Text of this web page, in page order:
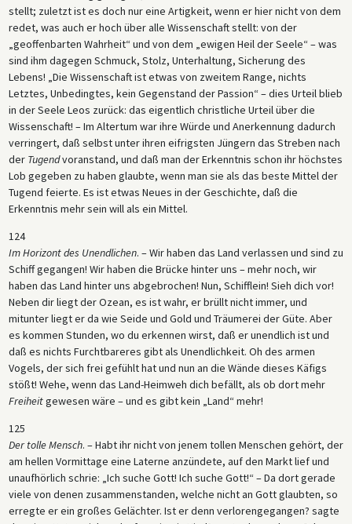
stellt; zuletzt ist es doch nur eine Artigkeit, wenn er hier nicht von dem
redet, was auch er hoch über alle Wissenschaft stellt: von der
„geoffenbarten Wahrheit“ und von dem „ewigen Heil der Seele“ – was
sind ihm dagegen Schmuck, Stolz, Unterhaltung, Sicherung des
Lebens! „Die Wissenschaft ist etwas von zweitem Range, nichts
Letztes, Unbedingtes, kein Gegenstand der Passion“ – dies Urteil blieb
in der Seele Leos zurück: das eigentlich christliche Urteil über die
Wissenschaft! – Im Altertum war ihre Würde und Anerkennung dadurch
verringert, daß selbst unter ihren eifrigsten Jüngern das Streben nach
der Tugendvoranstand, und daß man der Erkenntnis schon ihr höchstes
Lob gegeben zu haben glaubte, wenn man sie als das beste Mittel der
Tugend feierte. Es ist etwas Neues in der Geschichte, daß die
Erkenntnis mehr sein will als ein Mittel.
124
Im Horizont des Unendlichen. – Wir haben das Land verlassen und sind zu
Schiff gegangen! Wir haben die Brücke hinter uns – mehr noch, wir
haben das Land hinter uns abgebrochen! Nun, Schifflein! Sieh dich vor!
Neben dir liegt der Ozean, es ist wahr, er brüllt nicht immer, und
mitunter liegt er da wie Seide und Gold und Träumerei der Güte. Aber
es kommen Stunden, wo du erkennen wirst, daß er unendlich ist und
daß es nichts Furchtbareres gibt als Unendlichkeit. Oh des armen
Vogels, der sich frei gefühlt hat und nun an die Wände dieses Käfigs
stößt! Wehe, wenn das Land-Heimweh dich befällt, als ob dort mehr
Freiheitgewesen wäre – und es gibt kein „Land“ mehr!
125
Der tolle Mensch. – Habt ihr nicht von jenem tollen Menschen gehört, der
am hellen Vormittage eine Laterne anzündete, auf den Markt lief und
unaufhörlich schrie: „Ich suche Gott! Ich suche Gott!“ – Da dort gerade
viele von denen zusammenstanden, welche nicht an Gott glaubten, so
erregte er ein großes Gelächter. Ist er denn verlorengegangen? sagte